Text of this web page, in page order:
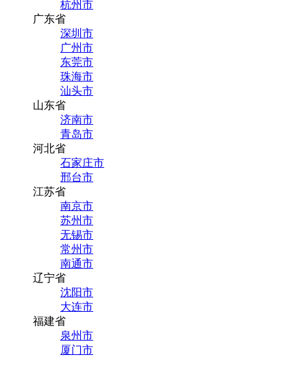
杭州市
广东省
深圳市
广州市
东莞市
珠海市
汕头市
山东省
济南市
青岛市
河北省
石家庄市
邢台市
江苏省
南京市
苏州市
无锡市
常州市
南通市
辽宁省
沈阳市
大连市
福建省
泉州市
厦门市